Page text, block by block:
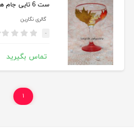
ست 6 تایی جام های طرحدار
گالری نگارین
-
تماس بگیرید
۱